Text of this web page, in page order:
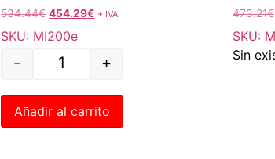
534.44€ 454.29€ + IVA
SKU: MI200e
- +
Añadir al carrito
473.21€
SKU:
Sin